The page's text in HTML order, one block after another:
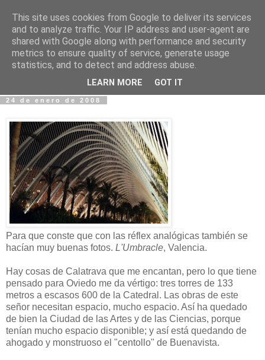
Fotos y Cosas
Miguel Sáenz de Santa María Elizalde
"Un blog es como un diario, pero sin candado".
24 de enero de 2008
Para que conste que con las réflex analógicas también se
hacían muy buenas fotos. L'Umbracle, Valencia.
Hay cosas de Calatrava que me encantan, pero lo que tiene
pensado para Oviedo me da vértigo: tres torres de 133
metros a escasos 600 de la Catedral. Las obras de este
señor necesitan espacio, mucho espacio. Así ha quedado
de bien la Ciudad de las Artes y de las Ciencias, porque
tenían mucho espacio disponible; y así está quedando de
ahogado y monstruoso el "centollo" de Buenavista.
This site uses cookies from Google to deliver its services
and to analyze traffic. Your IP address and user-agent are
shared with Google along with performance and security
metrics to ensure quality of service, generate usage
statistics, and to detect and address abuse.
LEARN MORE GOT IT